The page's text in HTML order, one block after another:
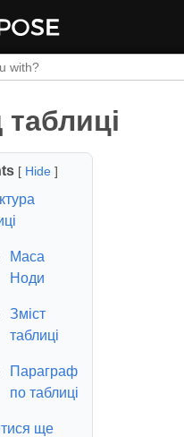
[ Hide]
Маса
Ноди
Зміст
таблиці
Параграф
по таблиці
ще